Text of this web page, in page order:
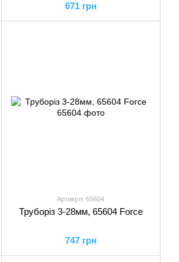
671 грн
Артикул: 65604
Труборіз 3-28мм, 65604 Force
747 грн